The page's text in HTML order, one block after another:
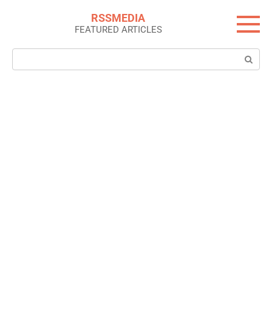
RSSMEDIA
FEATURED ARTICLES
Search: